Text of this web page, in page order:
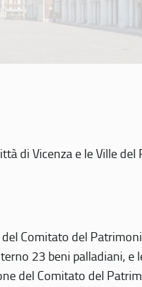
di Vicenza e le Ville
Comitato del
23 beni palladiani, e
del Comitato del